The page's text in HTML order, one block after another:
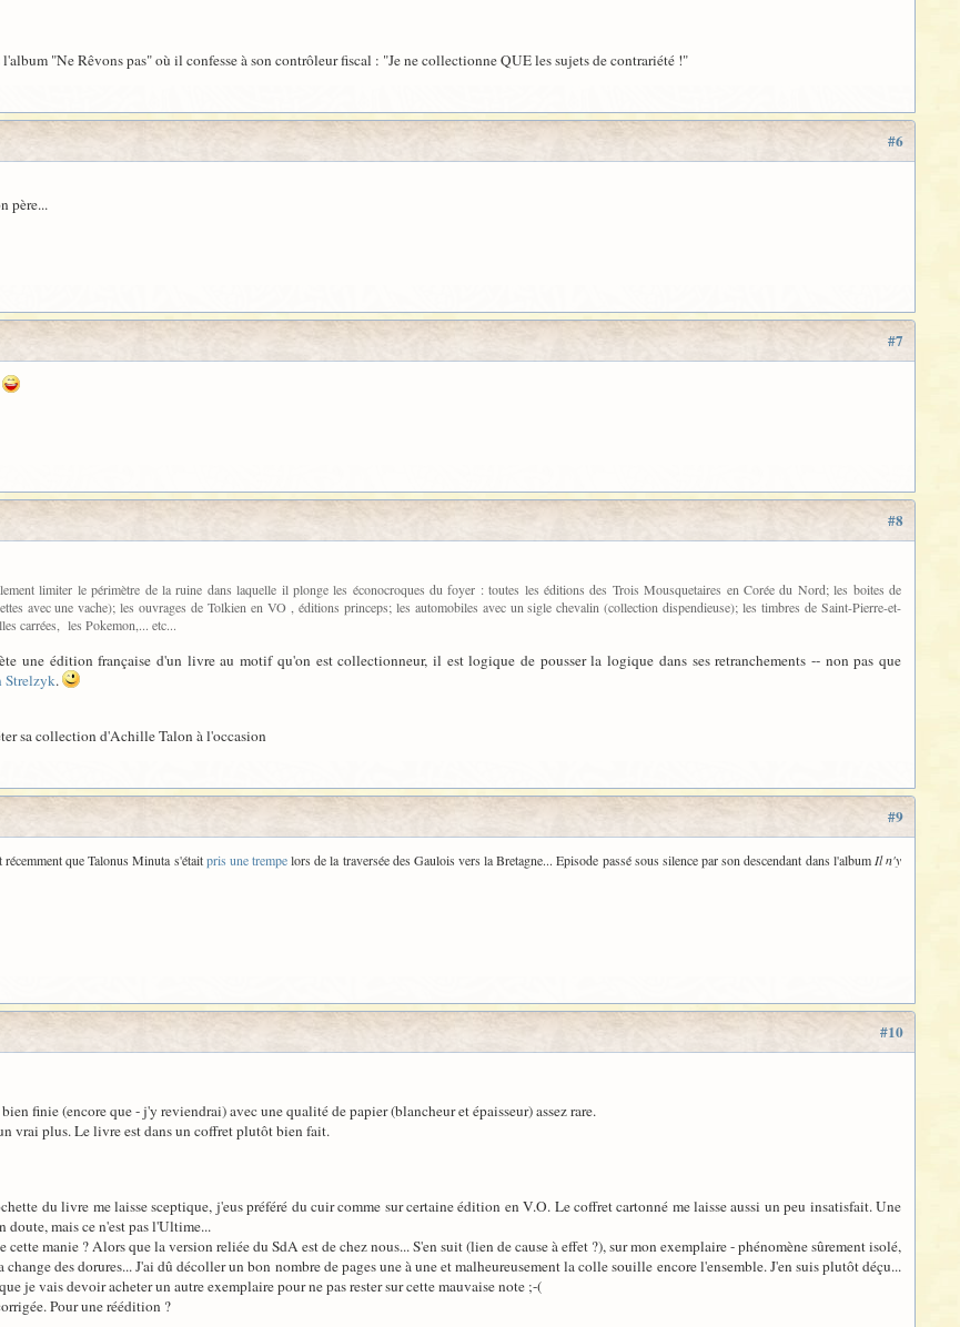
"Ne Rêvons pas" où il confesse à son contrôleur fiscal : "Je ne collectionne QUE les sujets de contrariété !"
#6
père...
#7
#8
limiter le périmètre de la ruine dans laquelle il plonge les éconocroques du foyer : toutes les éditions des Trois Mousquetaires en Corée du Nord; les boites de
avec une vache); les ouvrages de Tolkien en VO , éditions princeps; les automobiles avec un sigle chevalin (collection dispendieuse); les timbres de Saint-Pierre-et-
carrées, les Pokemon,... etc...
une édition française d'un livre au motif qu'on est collectionneur, il est logique de pousser la logique dans ses retranchements -- non pas que
Strelzyk.
sa collection d'Achille Talon à l'occasion
#9
que Talonus Minuta s'étaitpris une trempelors de la traversée des Gaulois vers la Bretagne... Episode passé sous silence par son descendant dans l'album Il n'y
#10
finie (encore que - j'y reviendrai) avec une qualité de papier (blancheur et épaisseur) assez rare.
vrai plus. Le livre est dans un coffret plutôt bien fait.
du livre me laisse sceptique, j'eus préféré du cuir comme sur certaine édition en V.O. Le coffret cartonné me laisse aussi un peu insatisfait. Une
doute, mais ce n'est pas l'Ultime...
cette manie ? Alors que la version reliée du SdA est de chez nous... S'en suit (lien de cause à effet ?), sur mon exemplaire - phénomène sûrement isolé,
change des dorures... J'ai dû décoller un bon nombre de pages une à une et malheureusement la colle souille encore l'ensemble. J'en suis plutôt déçu...
je vais devoir acheter un autre exemplaire pour ne pas rester sur cette mauvaise note ;-(
Pour une réédition ?